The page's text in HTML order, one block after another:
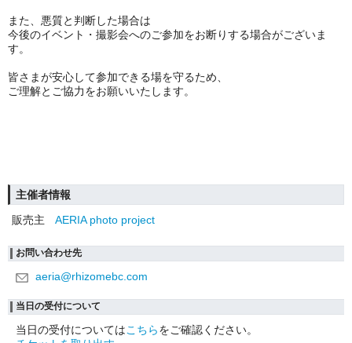
また、悪質と判断した場合は
今後のイベント・撮影会へのご参加をお断りする場合がございま
す。
皆さまが安心して参加できる場を守るため、
ご理解とご協力をお願いいたします。
主催者情報
販売主
AERIA photo project
お問い合わせ先
aeria@rhizomebc.com
当日の受付について
当日の受付についてはこちらをご確認ください。